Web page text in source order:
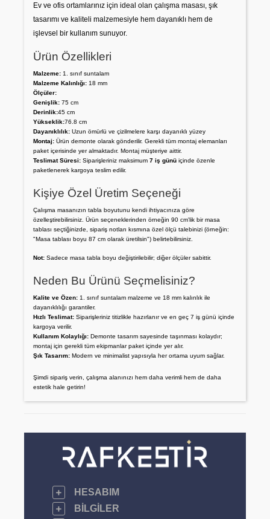
Ev ve ofis ortamlarınız için ideal olan çalışma masası, şık
tasarımı ve kaliteli malzemesiyle hem dayanıklı hem de
işlevsel bir kullanım sunuyor.
Ürün Özellikleri
Malzeme: 1. sınıf suntalam
Malzeme Kalınlığı: 18 mm
Ölçüler:
Genişlik: 75 cm
Derinlik:45 cm
Yükseklik:76.8 cm
Dayanıklılık: Uzun ömürlü ve çizilmelere karşı dayanıklı yüzey
Montaj: Ürün demonte olarak gönderilir. Gerekli tüm montaj elemanları
paket içerisinde yer almaktadır. Montaj müşteriye aittir.
Teslimat Süresi: Siparişleriniz maksimum 7 iş günü içinde özenle
paketlenerek kargoya teslim edilir.
Kişiye Özel Üretim Seçeneği
Çalışma masanızın tabla boyutunu kendi ihtiyacınıza göre
özelleştirebilirsiniz. Ürün seçeneklerinden örneğin 90 cm'lik bir masa
tablası seçtiğinizde, sipariş notları kısmına özel ölçü talebinizi (örneğin:
"Masa tablası boyu 87 cm olarak üretilsin") belirtebilirsiniz.
Not: Sadece masa tabla boyu değiştirilebilir; diğer ölçüler sabittir.
Neden Bu Ürünü Seçmelisiniz?
Kalite ve Özen: 1. sınıf suntalam malzeme ve 18 mm kalınlık ile
dayanıklılığı garantiler.
Hızlı Teslimat: Siparişleriniz titizlikle hazırlanır ve en geç 7 iş günü içinde
kargoya verilir.
Kullanım Kolaylığı: Demonte tasarım sayesinde taşınması kolaydır;
montaj için gerekli tüm ekipmanlar paket içinde yer alır.
Şık Tasarım: Modern ve minimalist yapısıyla her ortama uyum sağlar.
Şimdi sipariş verin, çalışma alanınızı hem daha verimli hem de daha
estetik hale getirin!
HESABIM
BILGILER